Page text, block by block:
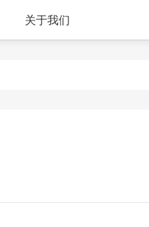
关于我们